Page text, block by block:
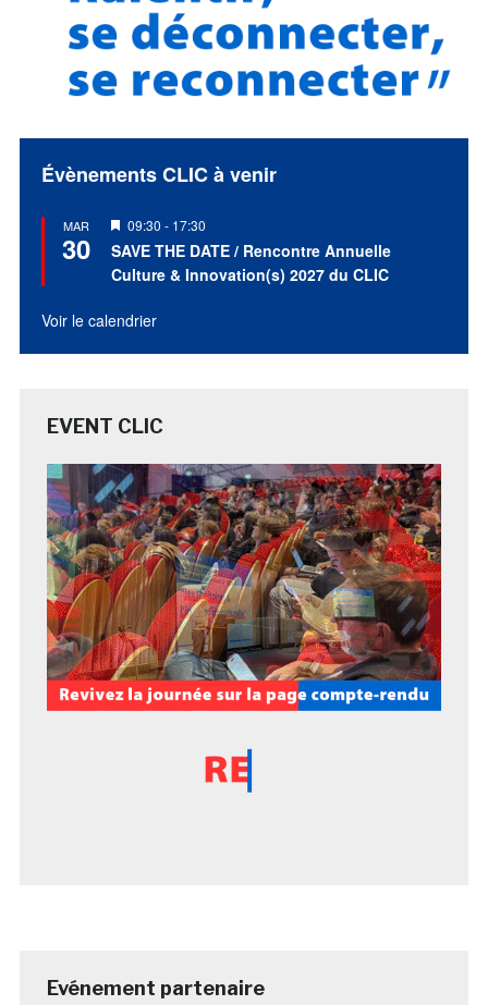
Évènements CLIC à venir
MAR
30
Mis
en
avant
09:30 - 17:30
SAVE THE DATE / Rencontre Annuelle
Culture & Innovation(s) 2027 du CLIC
Voir le calendrier
EVENT CLIC
Evénement partenaire